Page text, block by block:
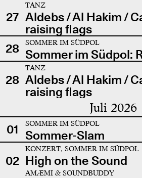
27
TANZ
Aldebs / Al Hakim /
raising flags
28
SOMMER IM SÜDPOL
Sommer im Südpol:
28
TANZ
Aldebs / Al Hakim /
raising flags
Juli 2026
01 SOMMER IM SÜDPOL
Sommer-Slam
02
KONZERT, SOMMER IM SÜDPOL
High on the Sound
AMÆMI & SOUNDBUDDY